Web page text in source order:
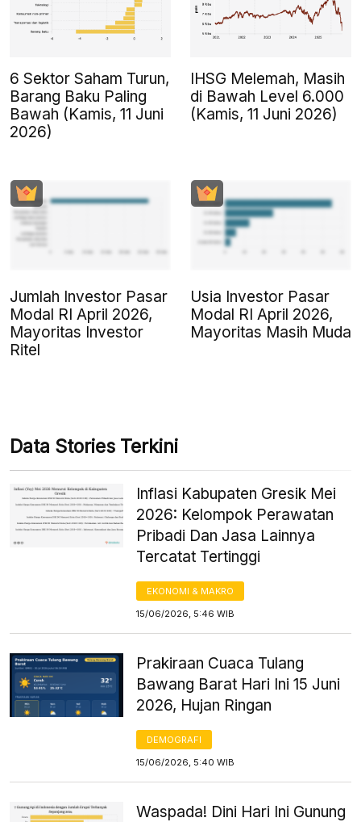
6 Sektor Saham Turun,
Barang Baku Paling
Bawah (Kamis, 11 Juni
2026)
IHSG Melemah, Masih
di Bawah Level 6.000
(Kamis, 11 Juni 2026)
Jumlah Investor Pasar
Modal RI April 2026,
Mayoritas Investor
Ritel
Usia Investor Pasar
Modal RI April 2026,
Mayoritas Masih Muda
Data Stories Terkini
Inflasi Kabupaten Gresik Mei
2026: Kelompok Perawatan
Pribadi Dan Jasa Lainnya
Tercatat Tertinggi
EKONOMI & MAKRO
15/06/2026, 5:46 WIB
Prakiraan Cuaca Tulang
Bawang Barat Hari Ini 15 Juni
2026, Hujan Ringan
DEMOGRAFI
15/06/2026, 5:40 WIB
Waspada! Dini Hari Ini Gunung